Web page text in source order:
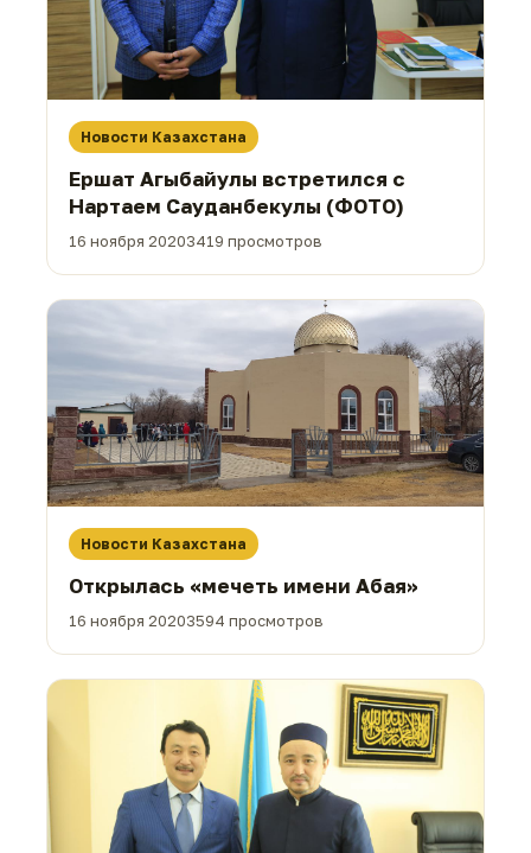
Новости Казахстана
Ершат Агыбайулы встретился с
Нартаем Сауданбекулы (ФОТО)
16 ноября 20203419 просмотров
Новости Казахстана
Открылась «мечеть имени Абая»
16 ноября 20203594 просмотров